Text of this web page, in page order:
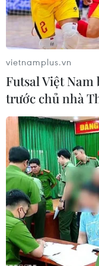
Nhiều xe chở nông
thụ
Những ngày
nông sản ùn ứ
lên đến con số
vietnamplus.vn
Futsal Việt
trước chủ nhà